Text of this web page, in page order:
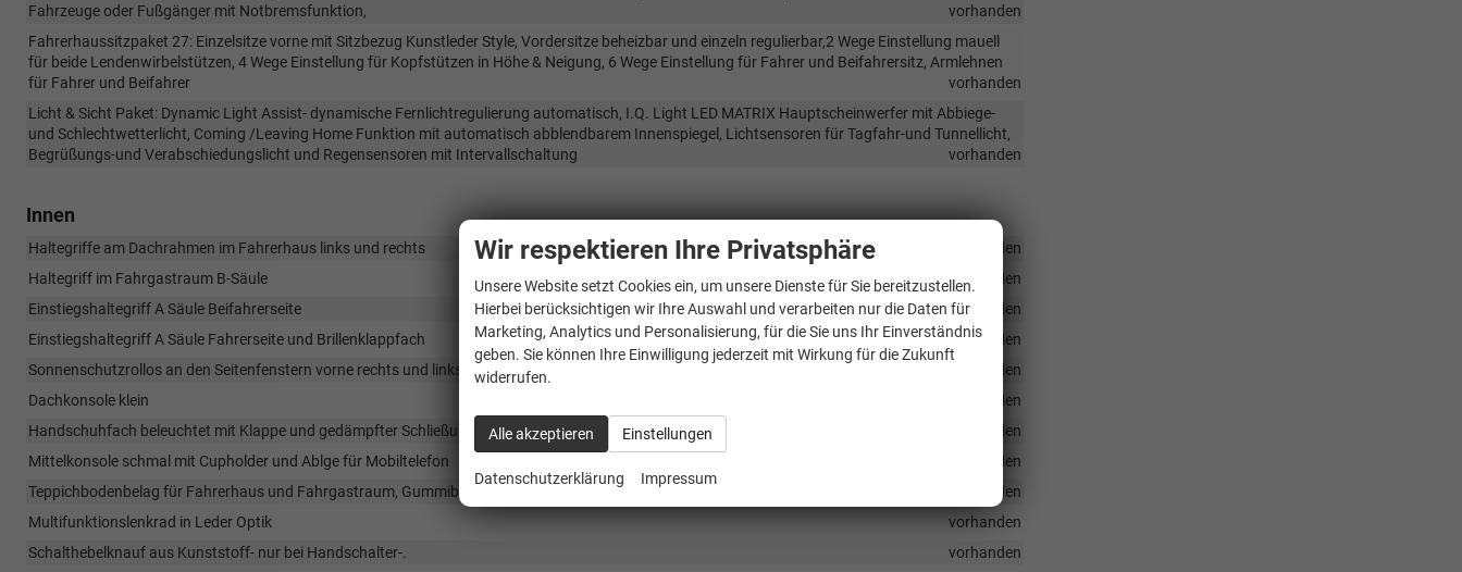
Fahrzeuge oder Fußgänger mit Notbremsfunktion,
vorhanden
Fahrerhaussitzpaket 27: Einzelsitze vorne mit Sitzbezug Kunstleder Style, Vordersitze beheizbar und einzeln regulierbar,2 Wege Einstellung mauell
für beide Lendenwirbelstützen, 4 Wege Einstellung für Kopfstützen in Höhe & Neigung, 6 Wege Einstellung für Fahrer und Beifahrersitz, Armlehnen
für Fahrer und Beifahrer
vorhanden
Licht & Sicht Paket: Dynamic Light Assist- dynamische Fernlichtregulierung automatisch, I.Q. Light LED MATRIX Hauptscheinwerfer mit Abbiege-
und Schlechtwetterlicht, Coming /Leaving Home Funktion mit automatisch abblendbarem Innenspiegel, Lichtsensoren für Tagfahr-und Tunnellicht,
Begrüßungs-und Verabschiedungslicht und Regensensoren mit Intervallschaltung
vorhanden
Innen
Haltegriffe am Dachrahmen im Fahrerhaus links und rechts
vorhanden
Haltegriff im Fahrgastraum B-Säule
vorhanden
Einstiegshaltegriff A Säule Beifahrerseite
vorhanden
Einstiegshaltegriff A Säule Fahrerseite und Brillenklappfach
vorhanden
Sonnenschutzrollos an den Seitenfenstern vorne rechts und links im Fahragstraum 2. Sitzreihe
vorhanden
Dachkonsole klein
vorhanden
Handschuhfach beleuchtet mit Klappe und gedämpfter Schließung
vorhanden
Mittelkonsole schmal mit Cupholder und Ablge für Mobiltelefon
vorhanden
Teppichbodenbelag für Fahrerhaus und Fahrgastraum, Gummibodenbelag für Laderaum
vorhanden
Multifunktionslenkrad in Leder Optik
vorhanden
Schalthebelknauf aus Kunststoff- nur bei Handschalter-.
vorhanden
Wir respektieren Ihre Privatsphäre
Unsere Website setzt Cookies ein, um unsere Dienste für Sie bereitzustellen.
Hierbei berücksichtigen wir Ihre Auswahl und verarbeiten nur die Daten für
Marketing, Analytics und Personalisierung, für die Sie uns Ihr Einverständnis
geben. Sie können Ihre Einwilligung jederzeit mit Wirkung für die Zukunft
widerrufen.
Alle akzeptieren Einstellungen
Datenschutzerklärung Impressum